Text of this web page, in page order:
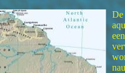
De